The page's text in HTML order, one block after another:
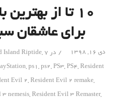
۱۰ تا از
برای عاشقان
دی ۱۶, ۱۳۹۸ / در 7 Days to Die
Island Riptide,
,ps1,ps2,PS3,PS4,Resident
Evil 2,Resident Evil 2 remake,
nemesis,Resident Evil 3 Remaster,